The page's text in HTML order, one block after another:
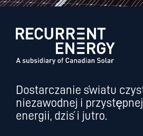
Dostarczanie światu
niezawodnej i
energii, dziś i jutro.